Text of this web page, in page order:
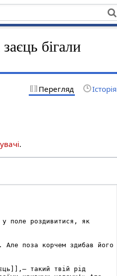
бігали
Перегляд Історія
.